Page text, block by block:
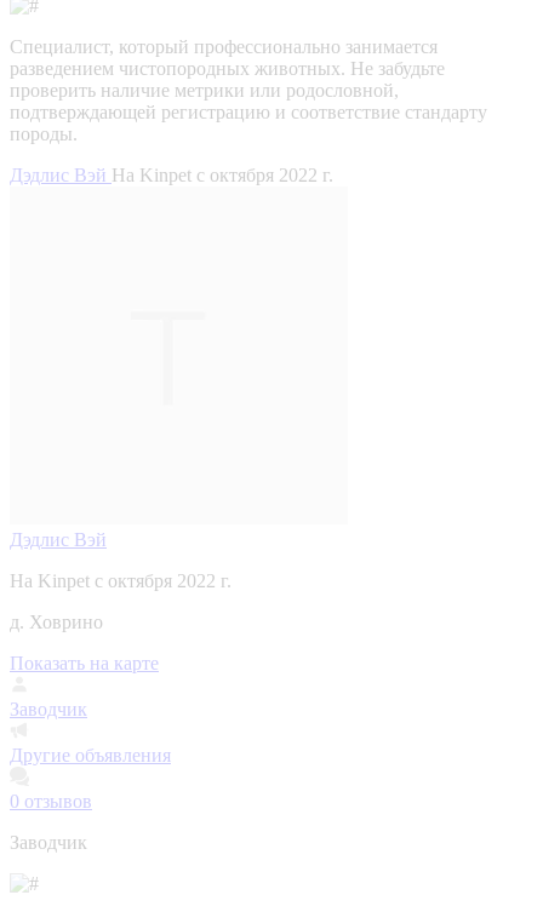
Специалист, который профессионально занимается
разведением чистопородных животных. Не забудьте
проверить наличие метрики или родословной,
подтверждающей регистрацию и соответствие стандарту
породы.
Дэдлис Вэй На Kinpet c октября 2022 г.
Дэдлис Вэй
На Kinpet c октября 2022 г.
д. Ховрино
Показать на карте
Заводчик
Другие объявления
0 отзывов
Заводчик